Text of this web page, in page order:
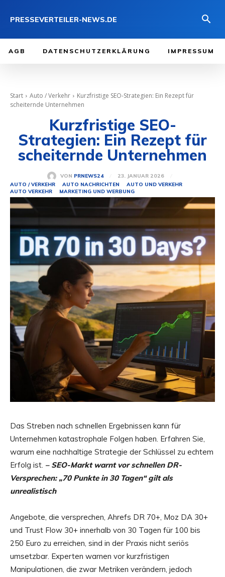
PRESSEVERTEILER-NEWS.DE
AGB DATENSCHUTZERKLÄRUNG IMPRESSUM
Start Auto / Verkehr
Kurzfristige SEO-Strategien: Ein Rezept für
scheiternde Unternehmen
Kurzfristige SEO-
Strategien: Ein Rezept für
scheiternde Unternehmen
VON PRNEWS24
23. JANUAR 2026
AUTO / VERKEHR
AUTO NACHRICHTEN
AUTO UND VERKEHR
AUTO VERKEHR
MARKETING UND WERBUNG
Das Streben nach schnellen Ergebnissen kann für
Unternehmen katastrophale Folgen haben. Erfahren Sie,
warum eine nachhaltige Strategie der Schlüssel zu echtem
Erfolg ist. – SEO-Markt warnt vor schnellen DR-
Versprechen: „70 Punkte in 30 Tagen“ gilt als
unrealistisch
Angebote, die versprechen, Ahrefs DR 70+, Moz DA 30+
und Trust Flow 30+ innerhalb von 30 Tagen für 100 bis
250 Euro zu erreichen, sind in der Praxis nicht seriös
umsetzbar. Experten warnen vor kurzfristigen
Manipulationen, die zwar Metriken verändern, jedoch